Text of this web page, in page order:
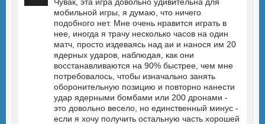
мобильной игры, я думаю, что ничего
подобного нет. Мне очень нравится играть в
нее, иногда я трачу несколько часов на один
матч, просто издеваясь над аи и нанося им 20
ядерных ударов, наблюдая, как они
восстанавливаются на 90% быстрее, чем мне
потребовалось, чтобы изначально занять
оборонительную позицию и повторно нанести
удар ядерными бомбами или 200 дронами -
это довольно весело, но единственный минус -
если я хочу получить остальную часть хорошей